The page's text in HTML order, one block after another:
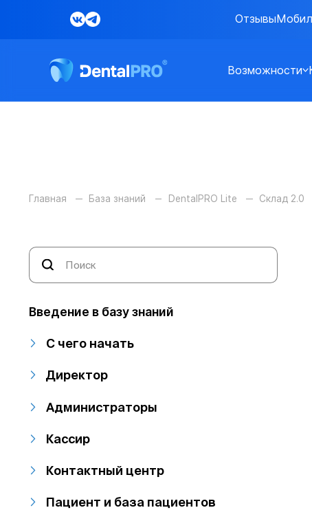
Отзывы
Возможности
Главная База знаний DentalPRO Lite Склад 2.0
Введение в базу знаний
С чего начать
Директор
Администраторы
Кассир
Контактный центр
Пациент и база пациентов